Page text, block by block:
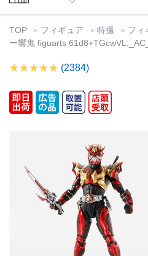
TOP フィギュア 特撮
フィ
ー響鬼 figuarts
(2384)